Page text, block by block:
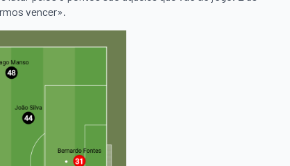
vencer».